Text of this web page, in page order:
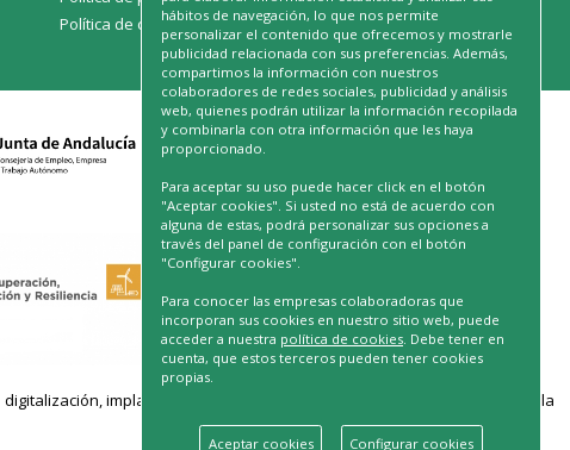
Política de cookies
digitalización, implantación de soluciones para la transformación digital y la
hábitos de navegación, lo que nos permite
personalizar el contenido que ofrecemos y mostrarle
publicidad relacionada con sus preferencias. Además,
compartimos la información con nuestros
colaboradores de redes sociales, publicidad y análisis
web, quienes podrán utilizar la información recopilada
y combinarla con otra información que les haya
proporcionado.
Para aceptar su uso puede hacer click en el botón
"Aceptar cookies". Si usted no está de acuerdo con
alguna de estas, podrá personalizar sus opciones a
través del panel de configuración con el botón
"Configurar cookies".
Para conocer las empresas colaboradoras que
incorporan sus cookies en nuestro sitio web, puede
acceder a nuestra política de cookies. Debe tener en
cuenta, que estos terceros pueden tener cookies
propias.
Aceptar cookies Configurar cookies